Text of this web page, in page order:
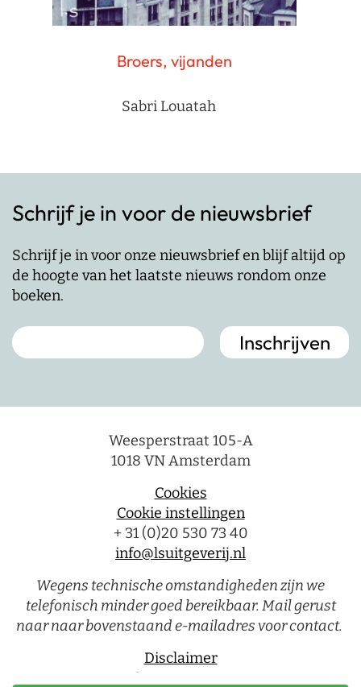
Broers, vijanden
Sabri Louatah
Schrijf je in voor de nieuwsbrief
Schrijf je in voor onze nieuwsbrief en blijf altijd op
de hoogte van het laatste nieuws rondom onze
boeken.
Weesperstraat 105-A
1018 VN Amsterdam
Cookies
Cookie instellingen
+ 31 (0)20 530 73 40
info@lsuitgeverij.nl
Wegens technische omstandigheden zijn we
telefonisch minder goed bereikbaar. Mail gerust
naar naar bovenstaand e-mailadres voor contact.
Disclaimer
Privacystatement